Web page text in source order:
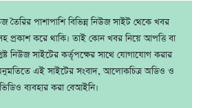
তৈরির পাশাপাশি বিভিন্ন নিউজ সাইট থেকে খবর
প্রকাশ করে থাকি। তাই কোন খবর নিয়ে আপত্তি বা
নিউজ সাইটের কর্তৃপক্ষের সাথে যোগাযোগ করার
এই সাইটের সংবাদ, আলোকচিত্র অডিও ও
ভিডিও ব্যবহার করা বেআইনি।